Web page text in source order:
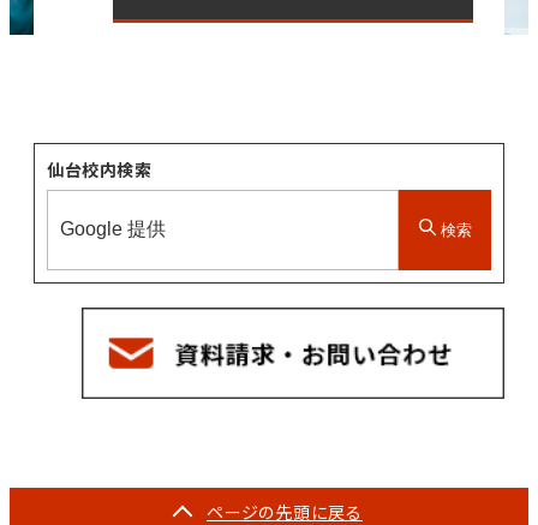
仙台校内検索
検索
ページの先頭に戻る